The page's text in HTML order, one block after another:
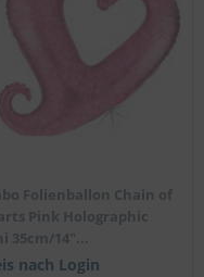
Folienballon Chain of
Pink Holographic
35cm/14"...
nach Login